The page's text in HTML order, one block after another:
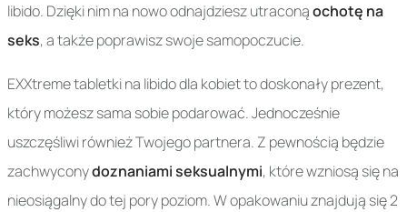
libido. Dzięki nim na nowo odnajdziesz utraconąochotę na
seks, a także poprawisz swoje samopoczucie.
EXXtreme tabletki na libido dla kobiet to doskonały prezent,
który możesz sama sobie podarować. Jednocześnie
uszczęśliwi również Twojego partnera. Z pewnością będzie
zachwyconydoznaniami seksualnymi, które wzniosą się na
nieosiągalny do tej pory poziom. W opakowaniu znajdują się 2